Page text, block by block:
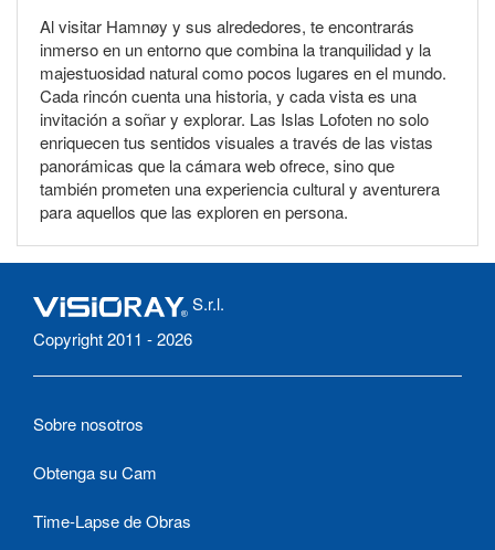
Al visitar Hamnøy y sus alrededores, te encontrarás
inmerso en un entorno que combina la tranquilidad y la
majestuosidad natural como pocos lugares en el mundo.
Cada rincón cuenta una historia, y cada vista es una
invitación a soñar y explorar. Las Islas Lofoten no solo
enriquecen tus sentidos visuales a través de las vistas
panorámicas que la cámara web ofrece, sino que
también prometen una experiencia cultural y aventurera
para aquellos que las exploren en persona.
S.r.l.
Copyright 2011 - 2026
Sobre nosotros
Obtenga su Cam
Time-Lapse de Obras